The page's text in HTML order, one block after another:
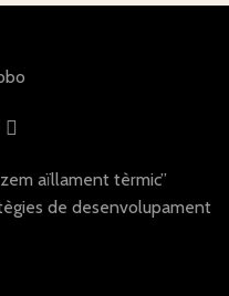
aïllament tèrmic”
de desenvolupament